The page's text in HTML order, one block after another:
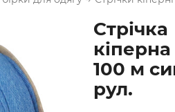
Стрічка
100 м
рул.